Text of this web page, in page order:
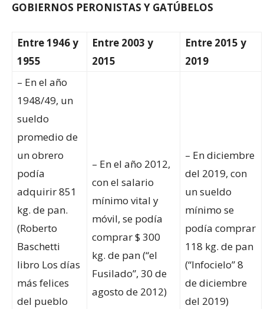
GOBIERNOS PERONISTAS Y GATÚBELOS
Entre 1946 y
1955
Entre 2003 y
2015
Entre 2015 y
2019
– En el año
1948/49, un
sueldo
promedio de
un obrero
podía
adquirir 851
kg. de pan.
(Roberto
Baschetti
libro Los días
más felices
del pueblo
– En el año 2012,
con el salario
mínimo vital y
móvil, se podía
comprar $ 300
kg. de pan (“el
Fusilado”, 30 de
agosto de 2012)
– En diciembre
del 2019, con
un sueldo
mínimo se
podía comprar
118 kg. de pan
(“Infocielo” 8
de diciembre
del 2019)